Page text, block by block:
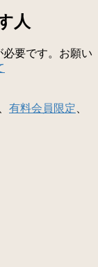
人
要です。お願い
有料会員限定